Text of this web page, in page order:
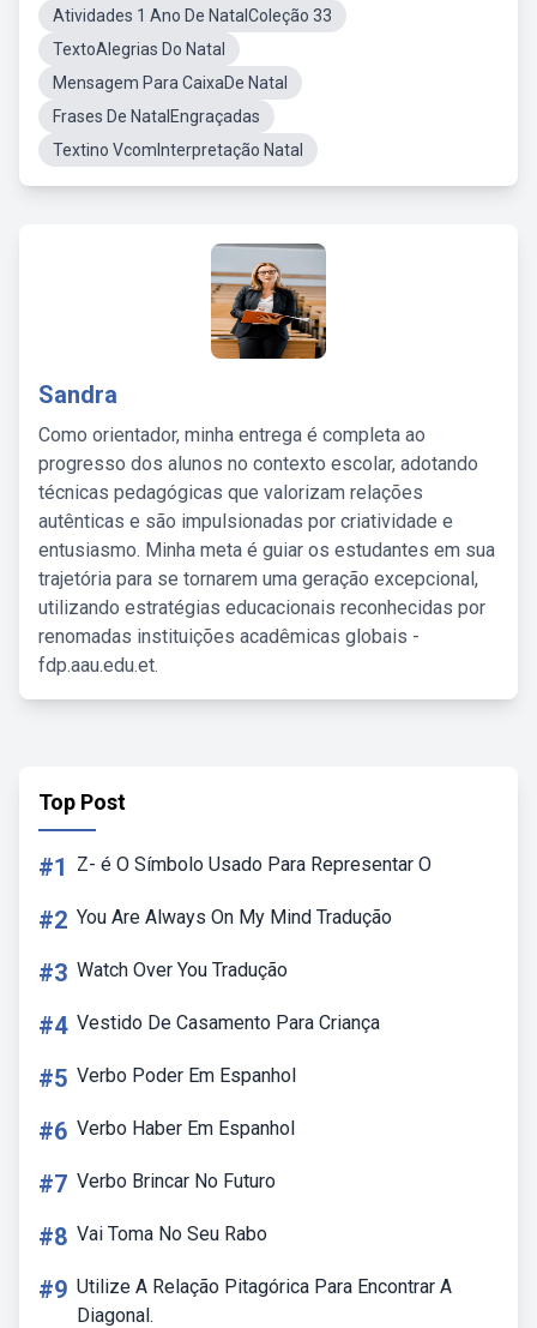
Atividades 1 Ano De NatalColeção 33
TextoAlegrias Do Natal
Mensagem Para CaixaDe Natal
Frases De NatalEngraçadas
Textino VcomInterpretação Natal
Sandra
Como orientador, minha entrega é completa ao
progresso dos alunos no contexto escolar, adotando
técnicas pedagógicas que valorizam relações
autênticas e são impulsionadas por criatividade e
entusiasmo. Minha meta é guiar os estudantes em sua
trajetória para se tornarem uma geração excepcional,
utilizando estratégias educacionais reconhecidas por
renomadas instituições acadêmicas globais -
fdp.aau.edu.et.
Top Post
#1 Z- é O Símbolo Usado Para Representar O
#2 You Are Always On My Mind Tradução
#3 Watch Over You Tradução
#4 Vestido De Casamento Para Criança
#5 Verbo Poder Em Espanhol
#6 Verbo Haber Em Espanhol
#7 Verbo Brincar No Futuro
#8 Vai Toma No Seu Rabo
#9 Utilize A Relação Pitagórica Para Encontrar A
Diagonal.